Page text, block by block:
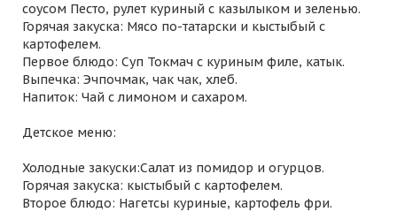
соусом Песто, рулет куриный с казылыком и зеленью.
Горячая закуска: Мясо по-татарски и кыстыбый с
картофелем.
Первое блюдо: Суп Токмач с куриным филе, катык.
Выпечка: Эчпочмак, чак чак, хлеб.
Напиток: Чай с лимоном и сахаром.
Детское меню:
Холодные закуски:Салат из помидор и огурцов.
Горячая закуска: кыстыбый с картофелем.
Второе блюдо: Нагетсы куриные, картофель фри.